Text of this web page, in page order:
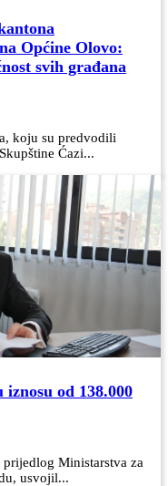
Općine Olovo:
svih građana
koju su predvodili
Ćazi...
od 138.000
Ministarstva za
usvojil...